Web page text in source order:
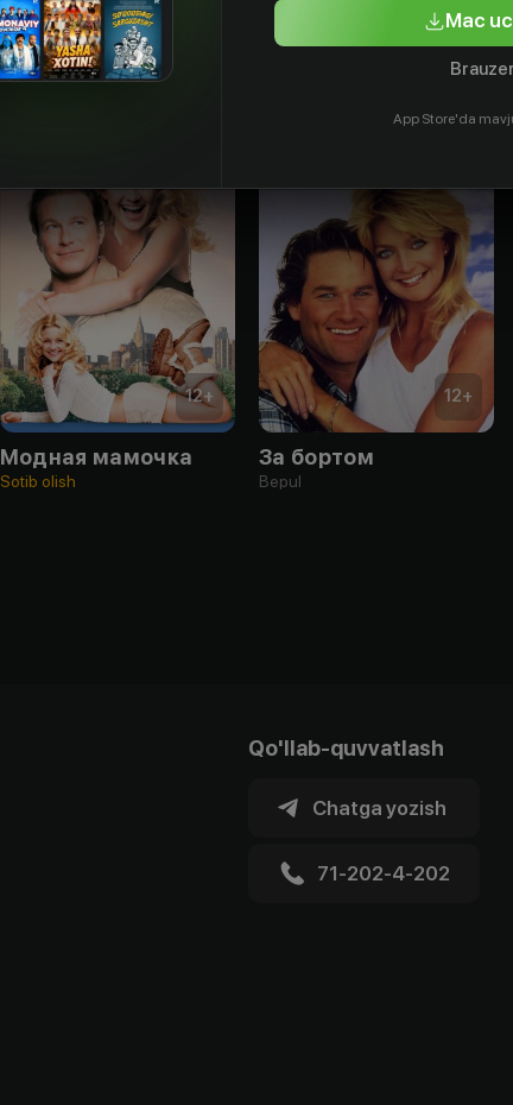
12+
Модная мамочка
Sotib olish
12+
За бортом
Bepul
Qo'llab-quvvatlash
Chatga yozish
71-202-4-202
Mac
App Store'da